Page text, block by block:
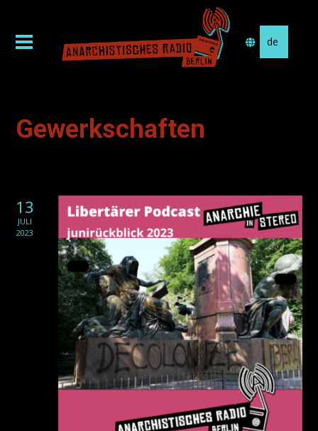
auswählen
Gewerkschaften
13
JULI
2023